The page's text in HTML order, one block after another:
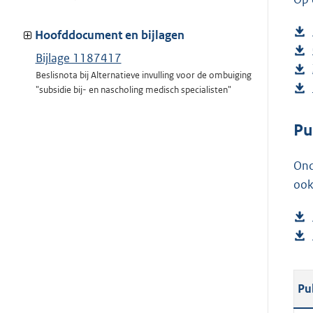
Hoofddocument en bijlagen
Bijlage 1187417
Beslisnota bij Alternatieve invulling voor de ombuiging
"subsidie bij- en nascholing medisch specialisten"